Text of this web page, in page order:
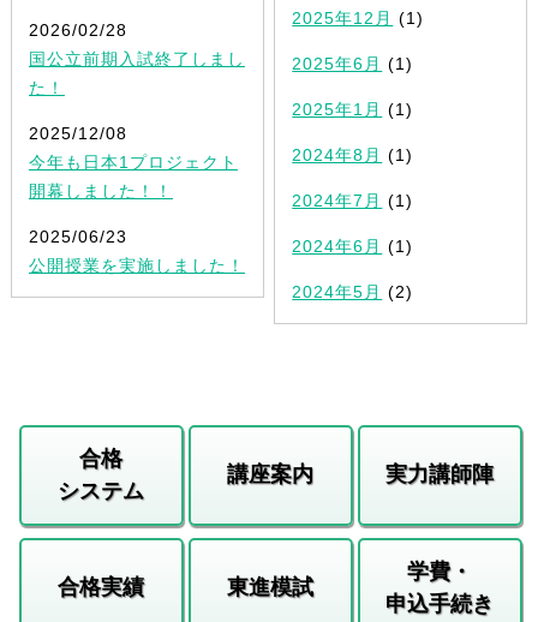
2026/02/28
国公立前期入試終了しまし
た！
2025/12/08
今年も日本1プロジェクト
開幕しました！！
2025/06/23
公開授業を実施しました！
2025年12月 (1)
2025年6月 (1)
2025年1月 (1)
2024年8月 (1)
2024年7月 (1)
2024年6月 (1)
2024年5月 (2)
合格
システム
講座案内 実力講師陣
合格実績 東進模試
学費・
申込手続き